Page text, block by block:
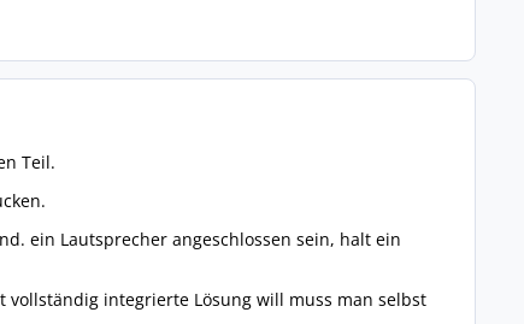
Teil.
ein Lautsprecher angeschlossen sein, halt ein
integrierte Lösung will muss man selbst